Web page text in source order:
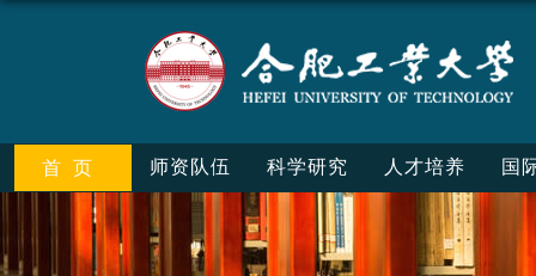
首页 师资队伍 科学研究 人才培养 国